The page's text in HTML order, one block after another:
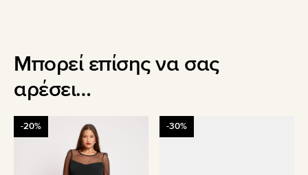
Μπορεί επίσης να σας
αρέσει…
-20%
Αυτό
το
-30%
Αυτό
το